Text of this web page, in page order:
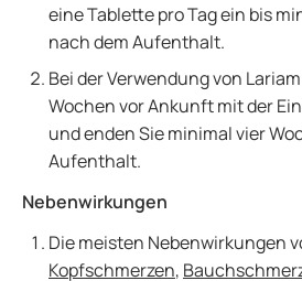
eine Tablette pro Tag ein bis
nach dem Aufenthalt.
Bei der Verwendung von
Wochen vor Ankunft mit der
und enden Sie minimal vier
Aufenthalt.
Nebenwirkungen
Die meisten Nebenwirkungen
Kopfschmerzen,